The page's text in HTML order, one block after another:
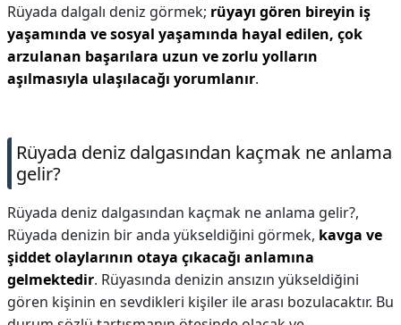
Rüyada dalgalı deniz görmek; rüyayı gören bireyin iş
yaşamında ve sosyal yaşamında hayal edilen, çok
arzulanan başarılara uzun ve zorlu yolların
aşılmasıyla ulaşılacağı yorumlanır.
Rüyada deniz dalgasından kaçmak ne anlama
gelir?
Rüyada deniz dalgasından kaçmak ne anlama gelir?,
Rüyada denizin bir anda yükseldiğini görmek, kavga ve
şiddet olaylarının otaya çıkacağı anlamına
gelmektedir. Rüyasında denizin ansızın yükseldiğini
gören kişinin en sevdikleri kişiler ile arası bozulacaktır. Bu